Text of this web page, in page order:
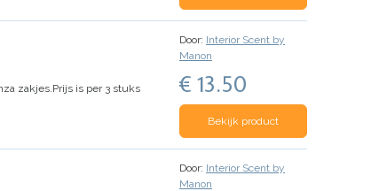
zakjes.Prijs is per 3 stuks
Door: Interior Scent by
Manon
€ 13.50
Bekijk product
Door: Interior Scent by
Manon